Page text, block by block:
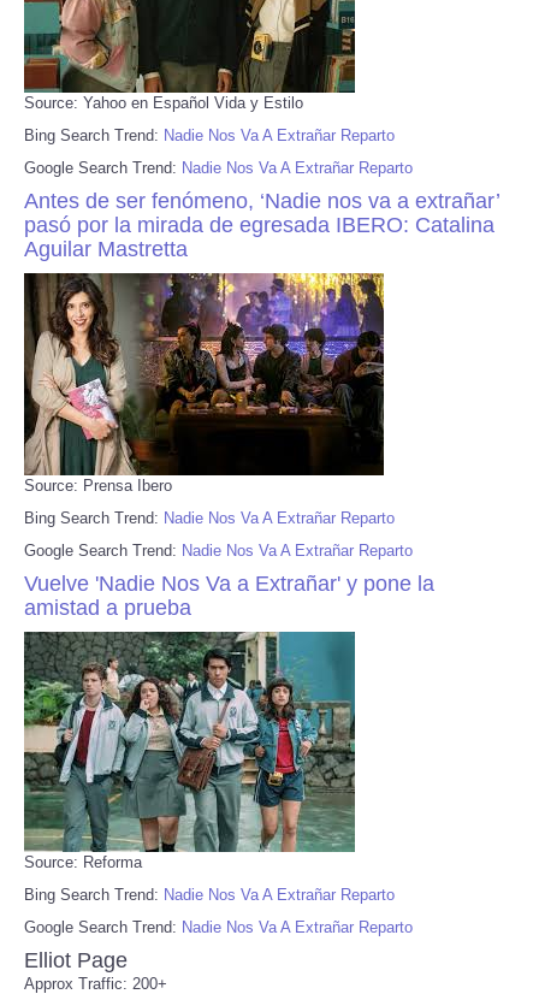
Source: Yahoo en Español Vida y Estilo
Bing Search Trend: Nadie Nos Va A Extrañar Reparto
Google Search Trend: Nadie Nos Va A Extrañar Reparto
Antes de ser fenómeno, ‘Nadie nos va a extrañar’
pasó por la mirada de egresada IBERO: Catalina
Aguilar Mastretta
Source: Prensa Ibero
Bing Search Trend: Nadie Nos Va A Extrañar Reparto
Google Search Trend: Nadie Nos Va A Extrañar Reparto
Vuelve 'Nadie Nos Va a Extrañar' y pone la
amistad a prueba
Source: Reforma
Bing Search Trend: Nadie Nos Va A Extrañar Reparto
Google Search Trend: Nadie Nos Va A Extrañar Reparto
Elliot Page
Approx Traffic: 200+